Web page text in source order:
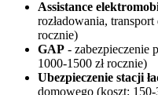
Assistance
rozładowania,
rocznie)
GAP - zabezpieczenie
1000-1500 zł rocznie)
Ubezpieczenie stacji
domowego (koszt: 150-